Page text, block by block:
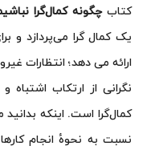
کتابچگونه کمال‌گرا
یک کمال گرا می‌پردازد و
ارائه می دهد؛ انتظارات
نگرانی از ارتکاب
کمال‌گرا است. اینکه
نسبت به نحوهٔ انجام